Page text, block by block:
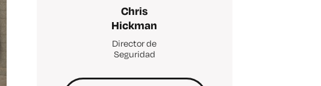
Chris
Hickman
Director de
Seguridad